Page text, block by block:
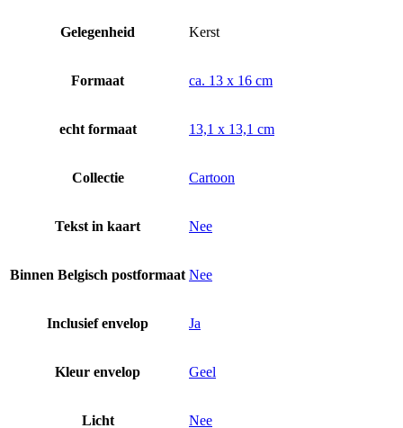
Gelegenheid Kerst
Formaat ca. 13 x 16 cm
echt formaat 13,1 x 13,1 cm
Collectie Cartoon
Tekst in kaart Nee
Binnen Belgisch postformaat Nee
Inclusief envelop Ja
Kleur envelop Geel
Licht Nee